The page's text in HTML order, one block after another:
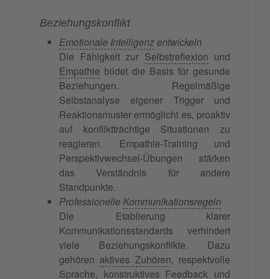
Beziehungskonflikt
Emotionale Intelligenzentwickeln
Die Fähigkeit zur Selbstreflexion und
Empathie bildet die Basis für gesunde
Beziehungen. Regelmäßige
Selbstanalyse eigener Trigger und
Reaktionsmuster ermöglicht es, proaktiv
auf konfliktträchtige Situationen zu
reagieren. Empathie-Training und
Perspektivwechsel-Übungen stärken
das Verständnis für andere
Standpunkte.
ProfessionelleKommunikationsregeln
Die Etablierung klarer
Kommunikationsstandards verhindert
viele Beziehungskonflikte. Dazu
gehören aktives Zuhören, respektvolle
Sprache, konstruktives Feedback und